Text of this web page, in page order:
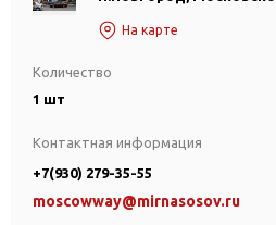
На карте
Количество
1 шт
Контактная информация
+7(930) 279-35-55
moscowway@mirnasosov.ru